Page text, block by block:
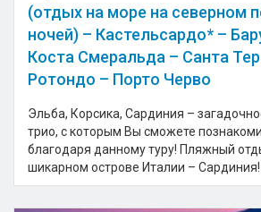
(отдых на море на северном
ночей) – Кастельсардо* –
Коста Смеральда – Санта
Ротондо – Порто Черво
Эльба, Корсика, Сардиния –
трио, с которым Вы сможете
благодаря данному туру! Пляжный
шикарном острове Италии – Сардиния!